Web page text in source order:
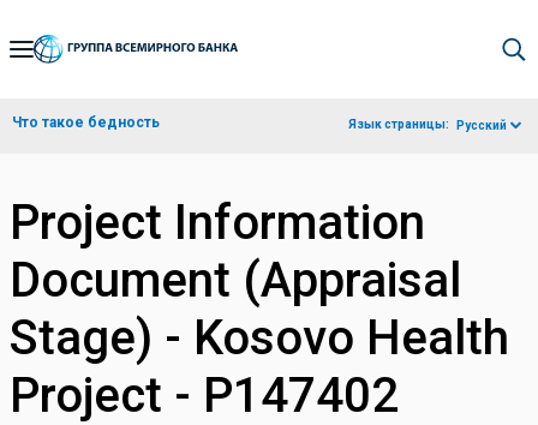
Skip
Navigation
Что такое бедность Язык страницы: Русский
Project Information
Document (Appraisal
Stage) - Kosovo Health
Project - P147402